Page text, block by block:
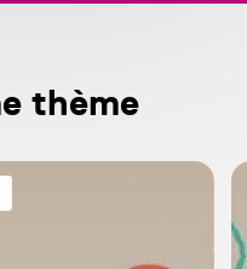
thème